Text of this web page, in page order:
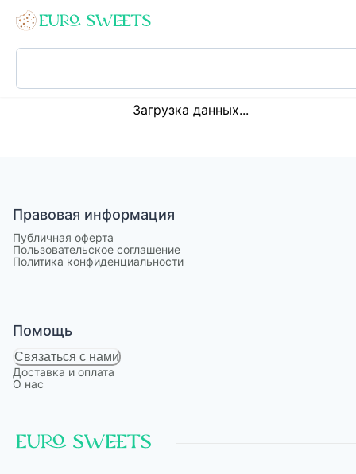
Loading...
Загрузка данных...
Правовая информация
Публичная оферта
Пользовательское соглашение
Политика конфиденциальности
Помощь
Связаться с нами
Доставка и оплата
О нас